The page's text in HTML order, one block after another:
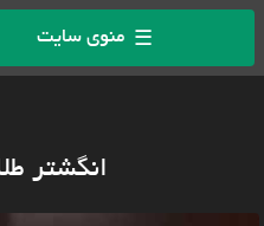
☰ منوی سایت
انگشتر